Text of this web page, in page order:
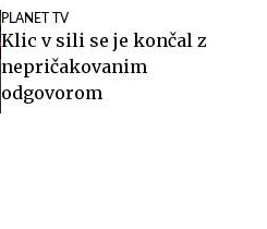
PLANET TV
Klic v sili se je končal z
nepričakovanim
odgovorom